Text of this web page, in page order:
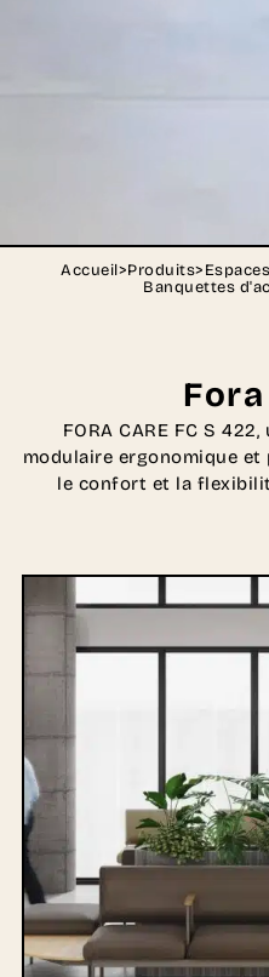
Accueil>Produits>
Banquettes
FORA CARE FC S
modulaire ergonomique et
le confort et la